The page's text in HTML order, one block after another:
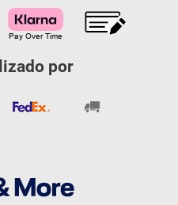
por